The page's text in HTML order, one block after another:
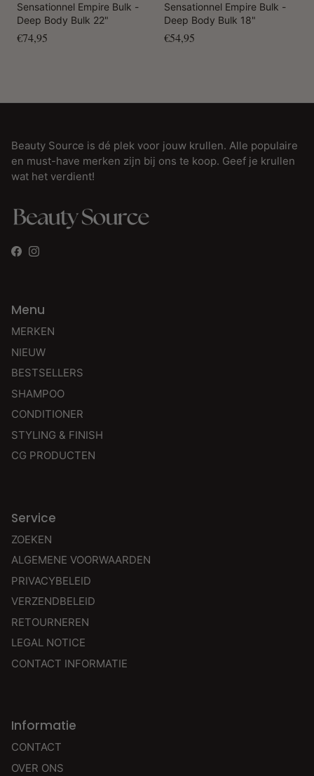
Sensationnel Empire Bulk -
Deep Body Bulk 22"
€74,95
Sensationnel Empire Bulk -
Deep Body Bulk 18"
€54,95
Beauty Source is dé plek voor jouw krullen. Alle populaire
en must-have merken zijn bij ons te koop. Geef je krullen
wat het verdient!
Facebook
Instagram
Menu
MERKEN
NIEUW
BESTSELLERS
SHAMPOO
CONDITIONER
STYLING & FINISH
CG PRODUCTEN
Service
ZOEKEN
ALGEMENE VOORWAARDEN
PRIVACYBELEID
VERZENDBELEID
RETOURNEREN
LEGAL NOTICE
CONTACT INFORMATIE
Informatie
CONTACT
OVER ONS